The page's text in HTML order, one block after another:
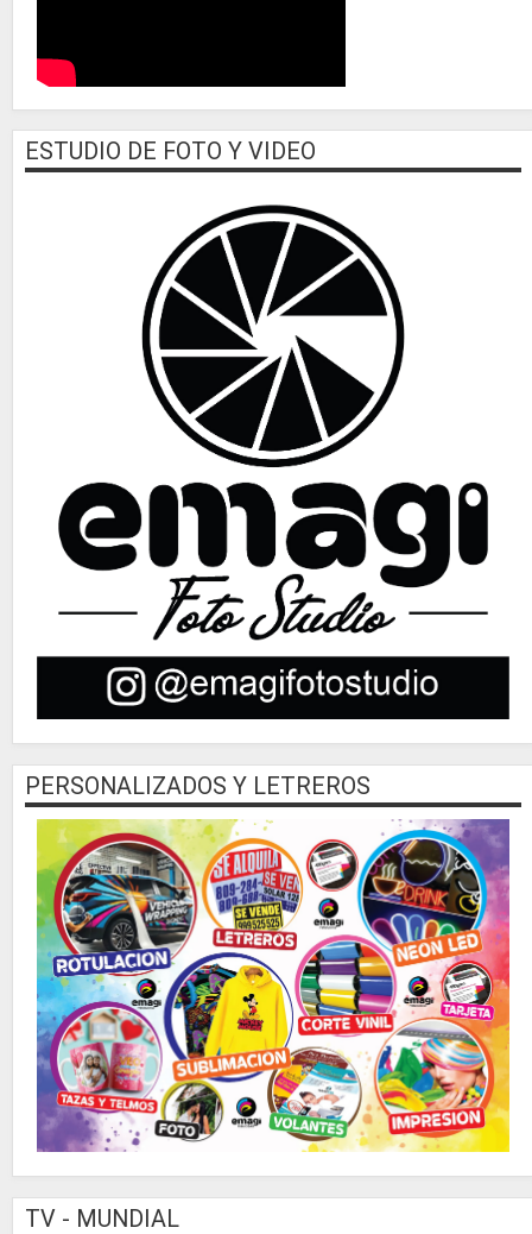
ESTUDIO DE FOTO Y VIDEO
PERSONALIZADOS Y LETREROS
TV - MUNDIAL